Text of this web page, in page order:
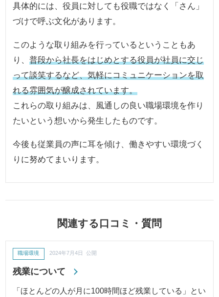
具体的には、役員に対しても役職ではなく「さん」
づけで呼ぶ文化があります。
このような取り組みを行っているということもあ
り、普段から社長をはじめとする役員が社員に交じ
って談笑するなど、気軽にコミュニケーションを取
れる雰囲気が醸成されています。
これらの取り組みは、風通しの良い職場環境を作り
たいという想いから発生したものです。
今後も従業員の声に耳を傾け、働きやすい環境づく
りに努めてまいります。
関連する口コミ・質問
残業について
職場環境 2024年7月4日 公開
「ほとんどの人が月に100時間ほど残業している」とい